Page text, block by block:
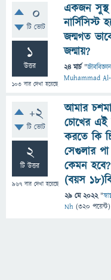
0
টি ভোট
1
উত্তর
103 বার দেখা হয়েছে
একজন সুস্থ
নার্সিসিস্ট
জন্মগত
জন্মায়?
24 মার্চ "জীববিজ্ঞান
Muhammad
+2
টি ভোট
2
টি উত্তর
967 বার দেখা হয়েছে
আমার
চোখের এই
করতে কি
সেগুলার পা
কেমন
(বয়স
29 মে 2022 "
Nh (320 পয়েন্ট)